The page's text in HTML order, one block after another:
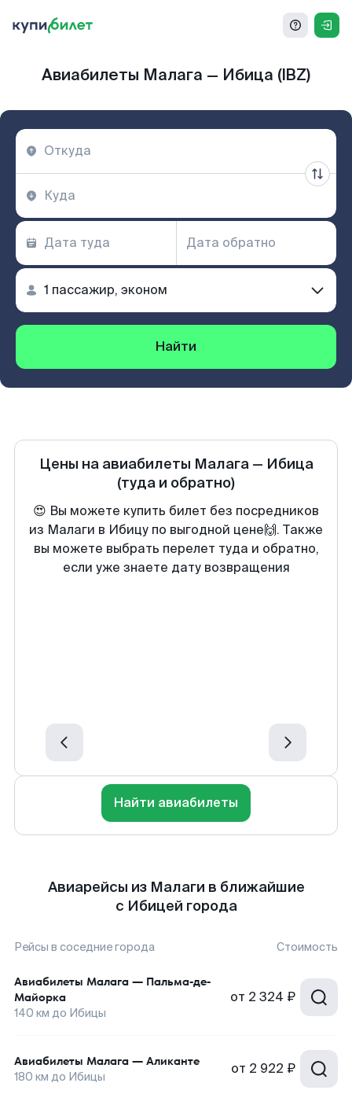
Авиабилеты Малага — Ибица (IBZ)
Найти
Цены на авиабилеты Малага— Ибица
(туда и обратно)
😍 Вы можете купить билет без посредников
из Малаги в Ибицу по выгодной цене🙌. Также
вы можете выбрать перелет туда и обратно,
если уже знаете дату возвращения
Найти авиабилеты
Авиарейсы из Малаги в ближайшие
с Ибицей города
Рейсы в соседние города Стоимость
Авиабилеты Малага — Пальма-де-
Майорка
140 км до Ибицы
от 2 324 ₽
Авиабилеты Малага — Аликанте
180 км до Ибицы от 2 922 ₽